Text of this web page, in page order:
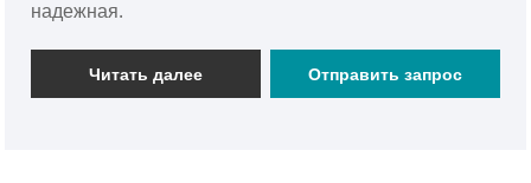
надежная.
Читать далее Отправить запрос